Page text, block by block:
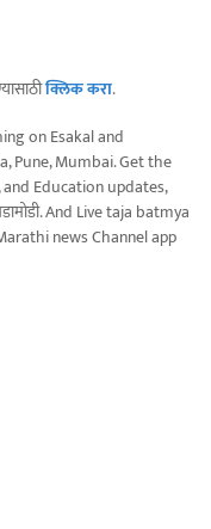
क्लिक करा.
on Esakal and
Pune, Mumbai. Get the
Education updates,
घडामोडी. And Live taja batmya
news Channel app